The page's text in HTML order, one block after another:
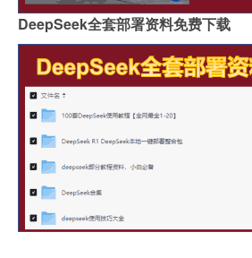
DeepSeek全套部署资料免费下载